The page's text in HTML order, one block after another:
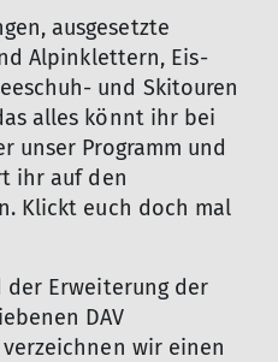
ausgesetzte
Alpinklettern, Eis-
und Skitouren
alles könnt ihr bei
unser Programm und
ihr auf den
Klickt euch doch mal
Erweiterung der
DAV
wir einen